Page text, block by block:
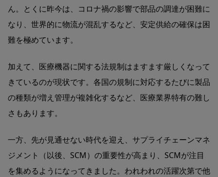
ん。とくに昨今は、コロナ禍の影響で部品の調達が困難に
なり、世界的に物流が混乱するなど、安定供給の確保は困
難を極めています。
加えて、医療機器に関する法規制はますます厳しくなって
きているのが現状です。各国の規制に対応するたびに製品
の種類が増え管理が複雑化するなど、医療業界特有の難し
さもあります。
一方、先が見通せない時代を迎え、サプライチェーンマネ
ジメント（以後、SCM）の重要性が高まり、SCMが注目
を集めるようになってきました。われわれの活躍次第で他